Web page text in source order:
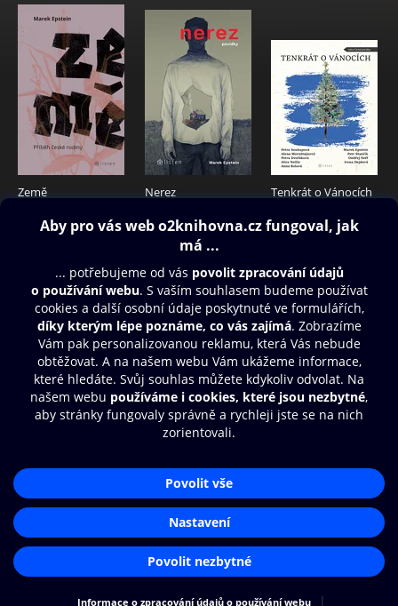
Země
319 Kč
Nerez Tenkrát o Vánocích
209 Kč
Obsah ke stažení
Moje O2 Knihovna
Další zábava
© O2 Czech Republic a.s.
Přístupnost
Zásady zpracování osobních údajů
Nastavení cookies
Aplikace O2 Knihovna
Čti a poslouchej své e-knihy a
audioknihy rychleji a pohodlněji.